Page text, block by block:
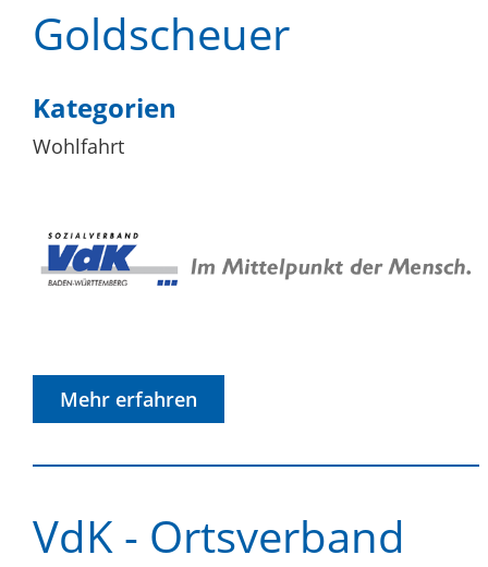
Goldscheuer
Kategorien
Wohlfahrt
Mehr erfahren
VdK - Ortsverband